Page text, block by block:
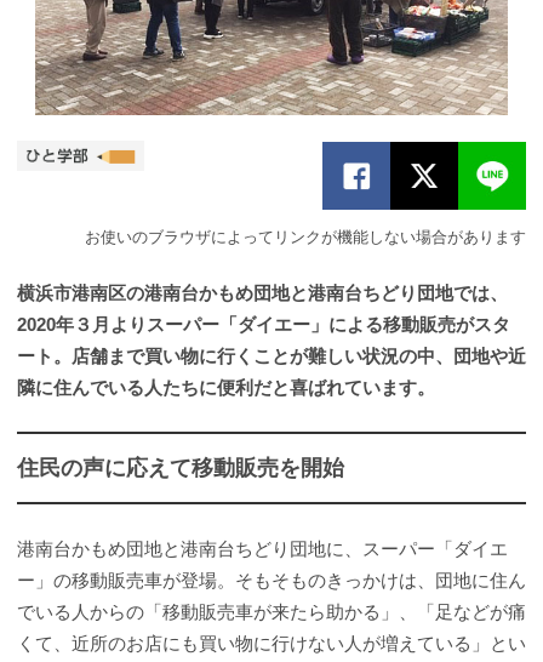
お使いのブラウザによってリンクが機能しない場合があります
横浜市港南区の港南台かもめ団地と港南台ちどり団地では、
2020年３月よりスーパー「ダイエー」による移動販売がスタ
ート。店舗まで買い物に行くことが難しい状況の中、団地や近
隣に住んでいる人たちに便利だと喜ばれています。
住民の声に応えて移動販売を開始
港南台かもめ団地と港南台ちどり団地に、スーパー「ダイエ
ー」の移動販売車が登場。そもそものきっかけは、団地に住ん
でいる人からの「移動販売車が来たら助かる」、「足などが痛
くて、近所のお店にも買い物に行けない人が増えている」とい